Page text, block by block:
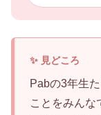
Pabの3年生
ことをみんな